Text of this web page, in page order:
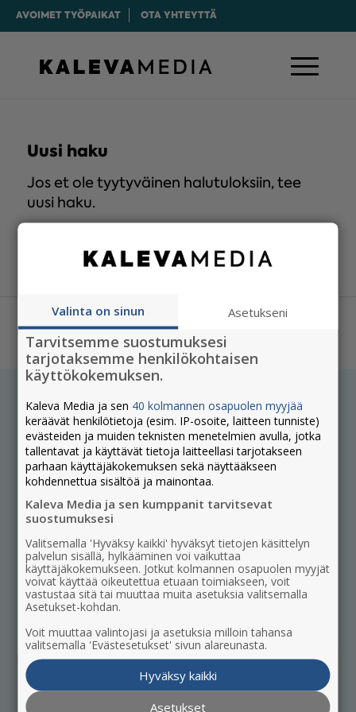
AVOIMET TYÖPAIKAT OTA YHTEYTTÄ
Uusi haku
Jos et ole tyytyväinen halutuloksiin, tee
uusi haku.
OTA YHTEYTTÄ
yrityksille@kalevamedia.fi
08 5377 180
Jätä yhteydenottopyyntö
Tilaa asiakasviestintämme
SUOSITUIMMAT
Kaleva Median julkaisut
Mediakortit
Aineisto-ohjeet
AJANKOHTAISTA
Lehtien poikkeusilmestymiset
Tiedotteet
Asiakastarinat
Valinta on sinun Asetukseni
Tarvitsemme suostumuksesi
tarjotaksemme henkilökohtaisen
käyttökokemuksen.
Kaleva Media ja sen 40 kolmannen osapuolen myyjää
keräävät henkilötietoja (esim. IP-osoite, laitteen tunniste)
evästeiden ja muiden teknisten menetelmien avulla, jotka
tallentavat ja käyttävät tietoja laitteellasi tarjotakseen
parhaan käyttäjäkokemuksen sekä näyttääkseen
kohdennettua sisältöä ja mainontaa.
Kaleva Media ja sen kumppanit tarvitsevat
suostumuksesi
Valitsemalla 'Hyväksy kaikki' hyväksyt tietojen käsittelyn
palvelun sisällä, hylkääminen voi vaikuttaa
käyttäjäkokemukseen. Jotkut kolmannen osapuolen myyjät
voivat käyttää oikeutettua etuaan toimiakseen, voit
vastustaa sitä tai muuttaa muita asetuksia valitsemalla
Asetukset-kohdan.
Voit muuttaa valintojasi ja asetuksia milloin tahansa
valitsemalla 'Evästesetukset' sivun alareunasta.
Hyväksy kaikki
Asetukset